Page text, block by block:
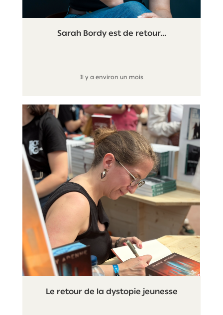
Sarah Bordy est de retour...
Il y a environ un mois
Le retour de la dystopie jeunesse